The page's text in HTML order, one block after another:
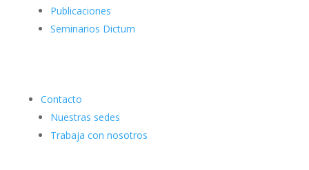
Publicaciones
Seminarios Dictum
Contacto
Nuestras sedes
Trabaja con nosotros